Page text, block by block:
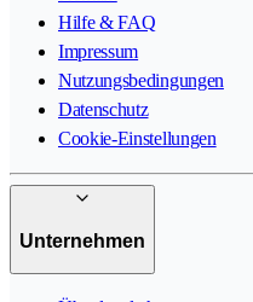
Hilfe & FAQ
Impressum
Nutzungsbedingungen
Datenschutz
Cookie-Einstellungen
Unternehmen